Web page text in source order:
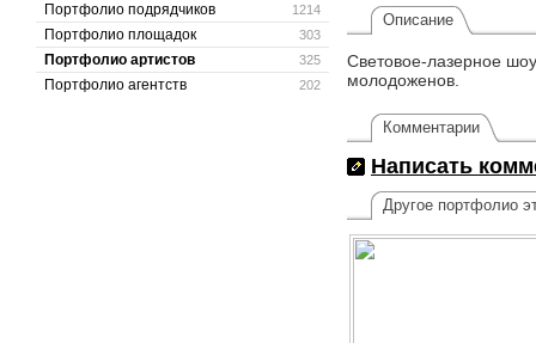
1214
Портфолио подрядчиков
303
Портфолио площадок
325
Портфолио артистов
202
Портфолио агентств
Описание
Световое-лазерное
молодоженов.
Комментарии
Написать
Другое портфолио